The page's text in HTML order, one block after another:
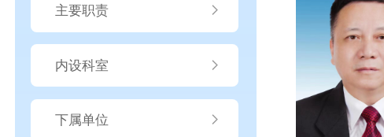
主要职责
内设科室
下属单位